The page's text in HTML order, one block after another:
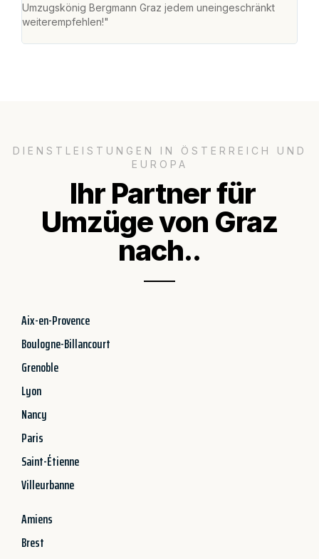
Umzugskönig Bergmann Graz jedem uneingeschränkt
weiterempfehlen!"
DIENSTLEISTUNGEN IN ÖSTERREICH UND
EUROPA
Ihr Partner für
Umzüge von Graz
nach..
Aix-en-Provence
Boulogne-Billancourt
Grenoble
Lyon
Nancy
Paris
Saint-Étienne
Villeurbanne
Amiens
Brest